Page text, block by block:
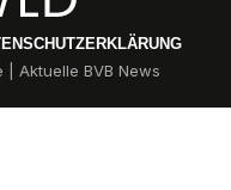
| Aktuelle BVB News